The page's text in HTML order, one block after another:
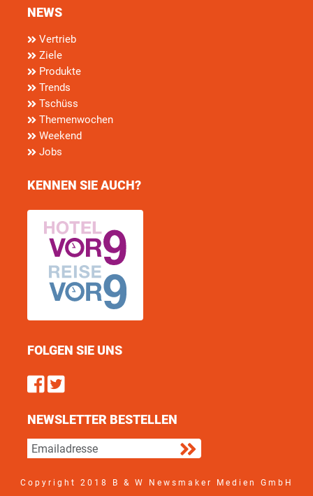
NEWS
Vertrieb
Ziele
Produkte
Trends
Tschüss
Themenwochen
Weekend
Jobs
KENNEN SIE AUCH?
FOLGEN SIE UNS
Find us on Facebook
Follow us on Twitter
NEWSLETTER BESTELLEN
Copyright 2018 B & W Newsmaker Medien GmbH